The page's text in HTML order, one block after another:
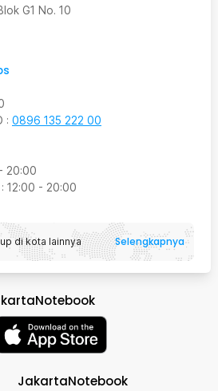
G1 No. 10
: 0896 135 222 00
- 20:00
: 12:00 - 20:00
di kota lainnya Selengkapnya
JakartaNotebook